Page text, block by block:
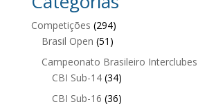
Competições (294)
Brasil Open (51)
Campeonato Brasileiro Interclubes
CBI Sub-14(34)
CBI Sub-16 (36)